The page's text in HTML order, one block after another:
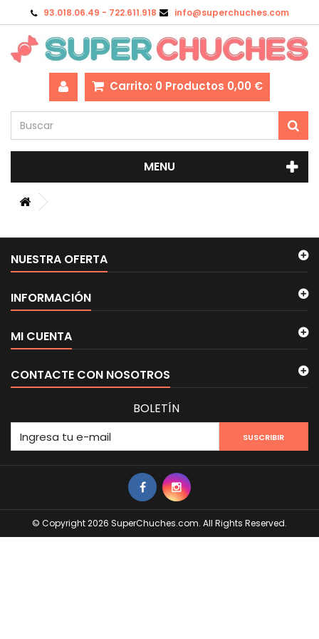
93.018.06.49 - 722.611.918 info@superchuches.com
Carrito: 0 Productos 0,00 €
MENU
NUESTRA OFERTA
INFORMACIÓN
© Copyright 2026 SuperChuches.com. All Rights Reserved.
MI CUENTA
CONTACTE CON NOSOTROS
BOLETÍN
SUSCRIBIR